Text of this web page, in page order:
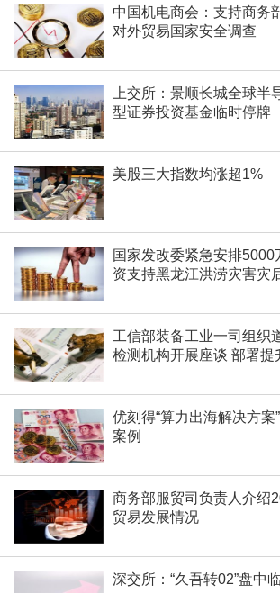
中国机电商会：支持商务
对外贸易国家安全调查
上交所：景顺长城全球半
型证券投资基金临时停牌
美股三大指数均涨超1%
国家发改委紧急安排5000
资支持黑龙江洪涝灾害灾
工信部装备工业一司组织
检测机构开展座谈 部署提
优刻得“算力出海解决方案
案例
商务部服贸司负责人介绍
贸易发展情况
深交所：“久吾转02”盘中